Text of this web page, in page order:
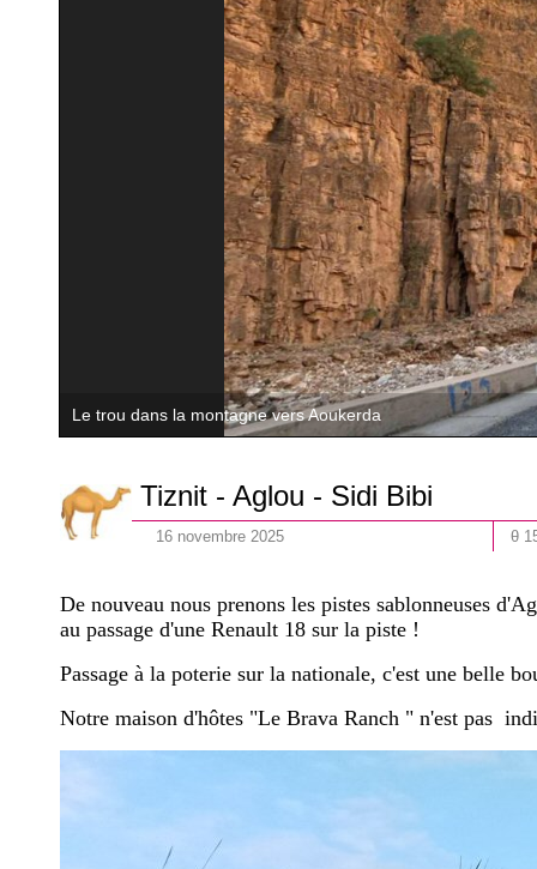
Tiznit - Aglou - Sidi Bibi
16 novembre 2025 θ
De nouveau nous prenons les pistes sablonneuses
au passage d'une Renault 18 sur la piste !
Passage à la poterie sur la nationale, c'est une belle
Notre maison d'hôtes "Le Brava Ranch " n'est pas